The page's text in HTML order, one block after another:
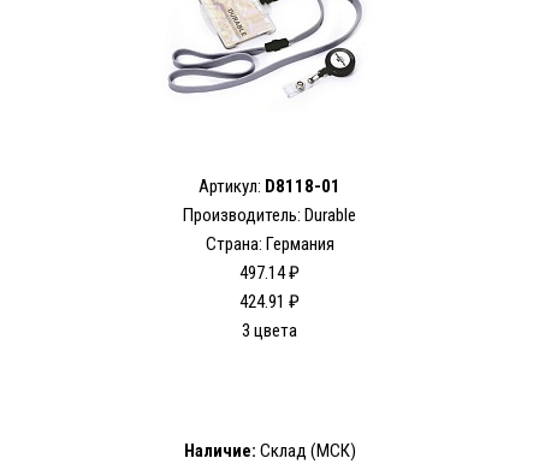
Артикул: D8118-01
Производитель: Durable
Страна: Германия
497.14 ₽
424.91 ₽
3 цвета
Наличие: Склад (МСК)